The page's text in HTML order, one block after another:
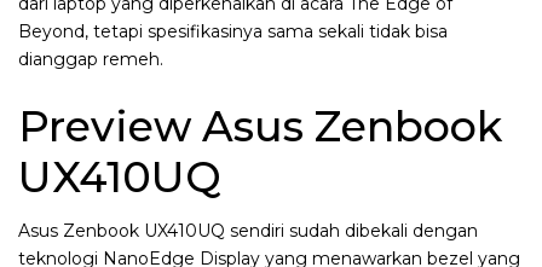
Beyond, tetapi spesifikasinya sama sekali tidak bisa
dianggap remeh.
Preview Asus Zenbook
UX410UQ
Asus Zenbook UX410UQ sendiri sudah dibekali dengan
teknologi NanoEdge Display yang menawarkan bezel yang